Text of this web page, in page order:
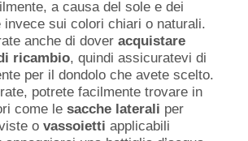
a causa del sole e dei
invece sui colori chiari o naturali.
anche di dover acquistare
ricambio, quindi assicuratevi di
per il dondolo che avete scelto.
potrete facilmente trovare in
come le sacche laterali per
o vassoietti applicabili